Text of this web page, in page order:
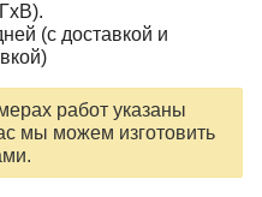
(с доставкой и
работ указаны
мы можем изготовить